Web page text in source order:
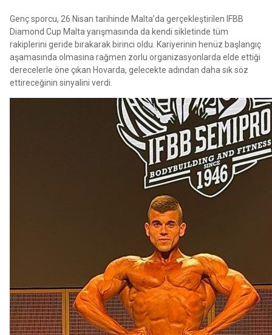
Genç sporcu, 26 Nisan tarihinde Malta’da gerçekleştirilen IFBB
Diamond Cup Malta yarışmasında da kendi sikletinde tüm
rakiplerini geride bırakarak birinci oldu. Kariyerinin henüz başlangıç
aşamasında olmasına rağmen zorlu organizasyonlarda elde ettiği
derecelerle öne çıkan Hovarda, gelecekte adından daha sık söz
ettireceğinin sinyalini verdi.